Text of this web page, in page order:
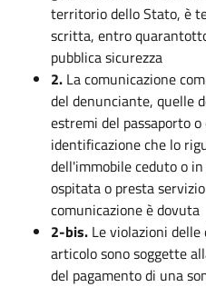
territorio dello Stato, è
scritta, entro
pubblica sicurezza
2. La comunicazione
del denunciante, quelle
estremi del passaporto
identificazione che lo
dell'immobile ceduto o
ospitata o presta
comunicazione è dovuta
2-bis. Le violazioni
articolo sono soggette
del pagamento di una